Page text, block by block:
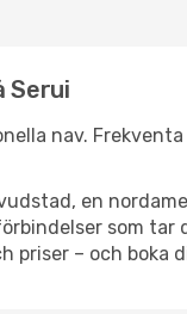
Serui
nav.
en
som tar
priser – och boka